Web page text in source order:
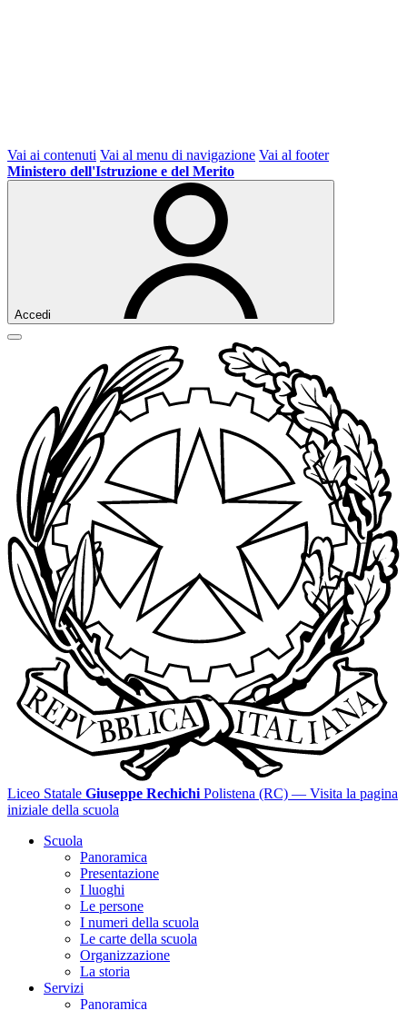
Vai ai contenuti Vai al menu di navigazione Vai al footer
Ministero dell'Istruzione e del Merito
Accedi
Liceo Statale Giuseppe Rechichi Polistena (RC) — Visita la pagina
iniziale della scuola
Scuola
Panoramica
Presentazione
I luoghi
Le persone
I numeri della scuola
Le carte della scuola
Organizzazione
La storia
Servizi
Panoramica